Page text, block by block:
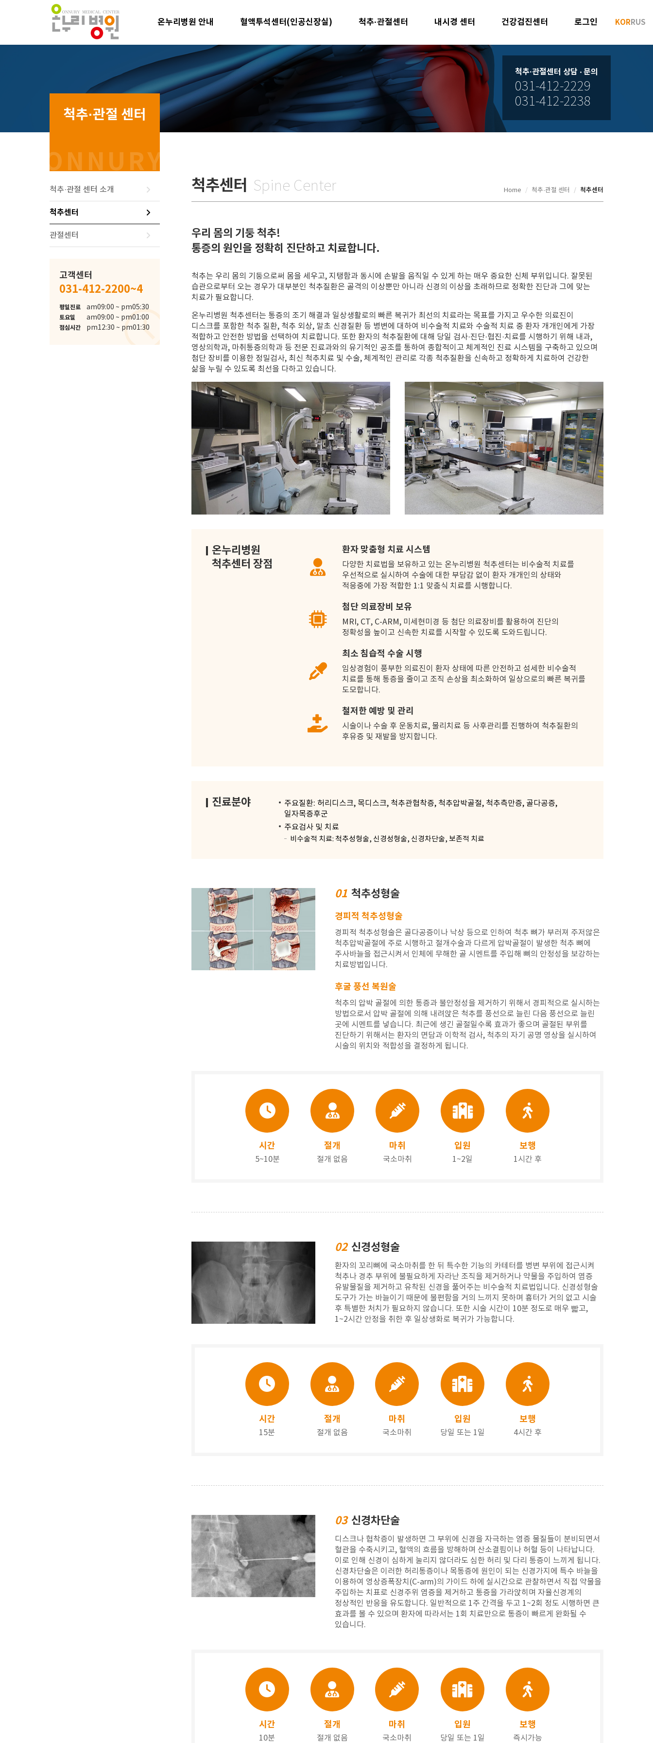
KORRUS
온누리병원 안내 혈액투석센터(인공신장실) 척추·관절센터 내시경 센터 건강검진센터 로그인
척추·관절센터 상담 ‧ 문의
031-412-2229
031-412-2238
척추·관절 센터 소개
척추센터
관절센터
고객센터
031-412-2200~4
평일진료 am09:00 ~ pm05:30
토요일 am09:00 ~ pm01:00
점심시간 pm12:30 ~ pm01:30
schedule
척추센터 Spine Center Home 척추·관절 센터 척추센터
우리 몸의 기둥 척추!
통증의 원인을 정확히 진단하고 치료합니다.
척추는 우리 몸의 기둥으로써 몸을 세우고, 지탱함과 동시에 손발을 움직일 수 있게 하는 매우 중요한 신체 부위입니다. 잘못된
습관으로부터 오는 경우가 대부분인 척추질환은 골격의 이상뿐만 아니라 신경의 이상을 초래하므로 정확한 진단과 그에 맞는
치료가 필요합니다.
온누리병원 척추센터는 통증의 조기 해결과 일상생활로의 빠른 복귀가 최선의 치료라는 목표를 가지고 우수한 의료진이
디스크를 포함한 척추 질환, 척추 외상, 말초 신경질환 등 병변에 대하여 비수술적 치료와 수술적 치료 중 환자 개개인에게 가장
적합하고 안전한 방법을 선택하여 치료합니다. 또한 환자의 척추질환에 대해 당일 검사·진단·협진·치료를 시행하기 위해 내과,
영상의학과, 마취통증의학과 등 전문 진료과와의 유기적인 공조를 통하여 종합적이고 체계적인 진료 시스템을 구축하고 있으며
첨단 장비를 이용한 정밀검사, 최신 척추치료 및 수술, 체계적인 관리로 각종 척추질환을 신속하고 정확하게 치료하여 건강한
삶을 누릴 수 있도록 최선을 다하고 있습니다.
온누리병원
척추센터 장점
환자 맞춤형 치료 시스템
다양한 치료법을 보유하고 있는 온누리병원 척추센터는 비수술적 치료를
우선적으로 실시하여 수술에 대한 부담감 없이 환자 개개인의 상태와
적응중에 가장 적합한 1:1 맞춤식 치료를 시행합니다.
첨단 의료장비 보유
MRI, CT, C-ARM, 미세현미경 등 첨단 의료장비를 활용하여 진단의
정확성을 높이고 신속한 치료를 시작할 수 있도록 도와드립니다.
최소 침습적 수술 시행
임상경험이 풍부한 의료진이 환자 상태에 따른 안전하고 섬세한 비수술적
치료를 통해 통증을 줄이고 조직 손상을 최소화하여 일상으로의 빠른 복귀를
도모합니다.
철저한 예방 및 관리
시술이나 수술 후 운동치료, 물리치료 등 사후관리를 진행하여 척추질환의
후유증 및 재발을 방지합니다.
진료분야
주요질환: 허리디스크, 목디스크, 척추관협착증, 척추압박골절, 척추측만증, 골다공증,
일자목증후군
주요검사 및 치료
비수술적 치료: 척추성형술, 신경성형술, 신경차단술, 보존적 치료
01 척추성형술
경피적 척추성형술
경피적 척추성형술은 골다공증이나 낙상 등으로 인하여 척추 뼈가 부러져 주저않은
척추압박골절에 주로 시행하고 절개수술과 다르게 압박골절이 발생한 척추 뼈에
주사바늘을 접근시켜서 인체에 무해한 골 시멘트를 주입해 뼈의 안정성을 보강하는
치료방법입니다.
후굴 풍선 복원술
척추의 압박 골절에 의한 통증과 불안정성을 제거하기 위해서 경피적으로 실시하는
방법으로서 압박 골절에 의해 내려앉은 척추를 풍선으로 늘린 다음 풍선으로 늘린
곳에 시멘트를 넣습니다. 최근에 생긴 골절일수록 효과가 좋으며 골절된 부위를
진단하기 위해서는 환자의 면담과 이학적 검사, 척추의 자기 공명 영상을 실시하여
시술의 위치와 적합성을 결정하게 됩니다.
시간
5~10분
절개
절개 없음
마취
국소마취
입원
1~2일
보행
1시간 후
02 신경성형술
환자의 꼬리뼈에 국소마취를 한 뒤 특수한 기능의 카테터를 병변 부위에 접근시켜
척추나 경추 부위에 불필요하게 자라난 조직을 제거하거나 약물을 주입하여 염증
유발물질을 제거하고 유착된 신경을 풀어주는 비수술적 치료법입니다. 신경성형술
도구가 가는 바늘이기 때문에 불편함을 거의 느끼지 못하며 흉터가 거의 없고 시술
후 특별한 처치가 필요하지 않습니다. 또한 시술 시간이 10분 정도로 매우 빫고,
1~2시간 안정을 취한 후 일상생화로 복귀가 가능합니다.
시간
15분
절개
절개 없음
마취
국소마취
입원
당일 또는 1일
보행
4시간 후
03 신경차단술
디스크나 협착증이 발생하면 그 부위에 신경을 자극하는 염증 물질들이 분비되면서
혈관을 수축시키고, 혈액의 흐름을 방해하며 산소결핌이나 허혈 등이 나타납니다.
이로 인해 신경이 심하게 눌리지 않더라도 심한 허리 및 다리 통증이 느끼게 됩니다.
신경차단술은 이러한 허리통증이나 목통증에 원인이 되는 신경가지에 특수 바늘을
이용하여 영상증폭장치(C-arm)의 가이드 하에 실시간으로 관찰하면서 직접 약물을
주입하는 치표로 신경주위 염증을 제거하고 통증을 가라앉히며 자율신경계의
정상적인 반응을 유도합니다. 일반적으로 1주 간격을 두고 1~2회 정도 시행하면 큰
효과를 볼 수 있으며 환자에 따라서는 1회 치료만으로 통증이 빠르게 완화될 수
있습니다.
시간
10분
절개
절개 없음
마취
국소마취
입원
당일 또는 1일
보행
즉시가능